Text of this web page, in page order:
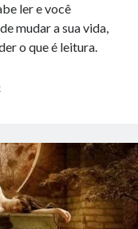
ler e você
mudar a sua vida,
o que é leitura.
O
Leitura?
–
Deixando
de
ser